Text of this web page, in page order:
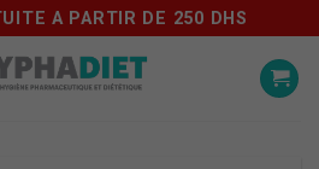
A PARTIR DE 250 DHS